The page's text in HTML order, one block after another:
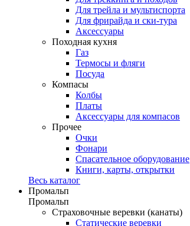
Для трейла и мультиспорта
Для фрирайда и ски-тура
Аксессуары
Походная кухня
Газ
Термосы и фляги
Посуда
Компасы
Колбы
Платы
Аксессуары для компасов
Прочее
Очки
Фонари
Спасательное оборудование
Книги, карты, открытки
Весь каталог
Промальп
Промальп
Страховочные веревки (канаты)
Статические веревки